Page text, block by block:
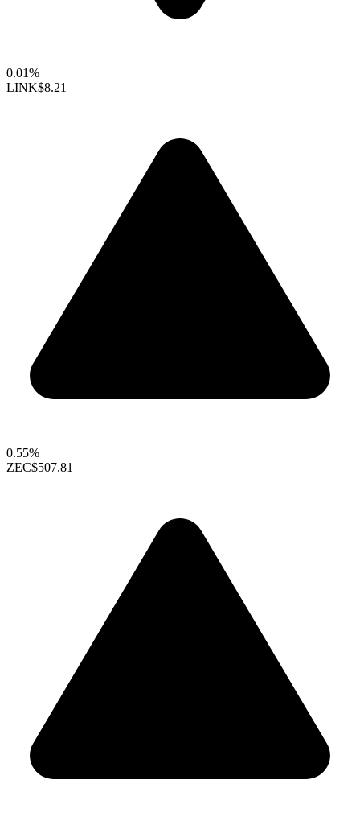
0.01%
LINK$8.21
0.55%
ZEC$507.81